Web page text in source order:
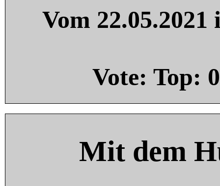
Vom
Vote: Top: 0
Mit dem